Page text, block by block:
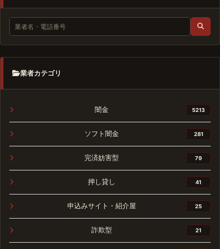
業者カテゴリ
闇金 5213
ソフト闇金 281
完済妨害型 79
押し貸し 41
申込みサイト・紹介屋 25
詐欺型 21